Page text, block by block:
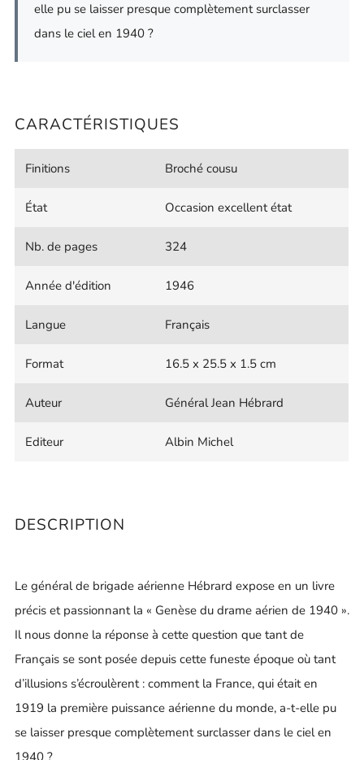
elle pu se laisser presque complètement surclasser
dans le ciel en 1940 ?
CARACTÉRISTIQUES
Finitions Broché cousu
État Occasion excellent état
Nb. de pages 324
Année d'édition 1946
Langue Français
Format 16.5 x 25.5 x 1.5 cm
Auteur Général Jean Hébrard
Editeur Albin Michel
DESCRIPTION
Le général de brigade aérienne Hébrard expose en un livre
précis et passionnant la « Genèse du drame aérien de 1940 ».
Il nous donne la réponse à cette question que tant de
Français se sont posée depuis cette funeste époque où tant
d’illusions s’écroulèrent : comment la France, qui était en
1919 la première puissance aérienne du monde, a-t-elle pu
se laisser presque complètement surclasser dans le ciel en
1940 ?